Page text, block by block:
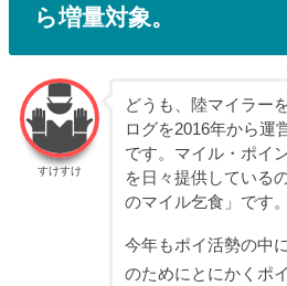
ら増量対象。
すけすけ
どうも、陸マイラー
ログを2016年から運
です。マイル・ポイ
を日々提供している
のマイル乞食」です。
今年もポイ活勢の中
のためにとにかくポ